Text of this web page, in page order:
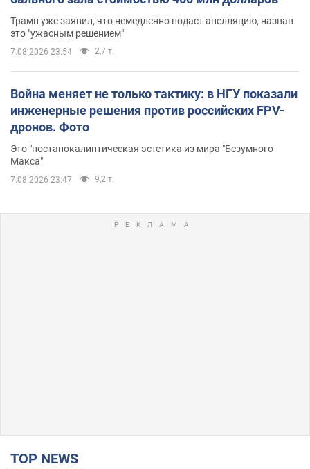
Трамп уже заявил, что немедленно подаст апелляцию, назвав
это "ужасным решением"
7.08.2026 23:54 2,7 т.
Война меняет не только тактику: в НГУ показали
инженерные решения против российских FPV-
дронов. Фото
Это "постапокалиптическая эстетика из мира "Безумного
Макса"
7.08.2026 23:47 9,2 т.
TOP NEWS